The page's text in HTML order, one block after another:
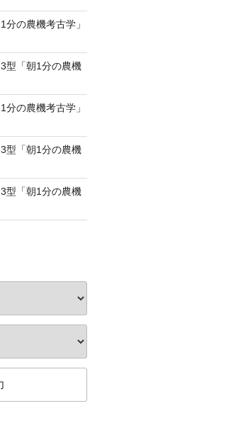
の農機考古学」
型「朝1分の農機
の農機考古学」
型「朝1分の農機
型「朝1分の農機